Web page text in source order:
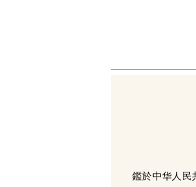
鑑於中华人民